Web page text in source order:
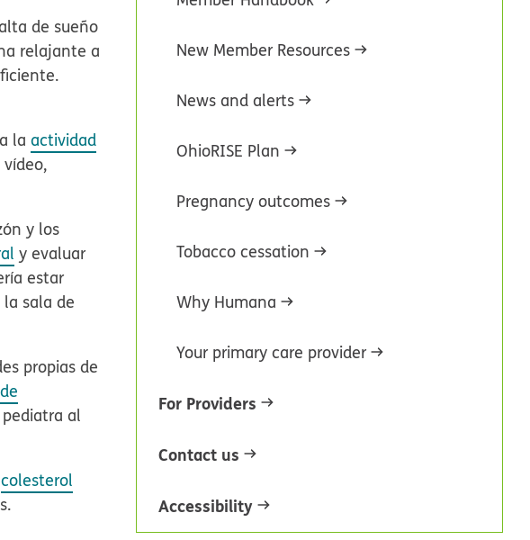
de sueño
relajante a
a laactividad
y los
y evaluar
estar
sala de
propias de
al
colesterol
New Member Resources
News and alerts
OhioRISE Plan
Pregnancy outcomes
Tobacco cessation
Why Humana
Your primary care provider
For Providers
Contact us
Accessibility